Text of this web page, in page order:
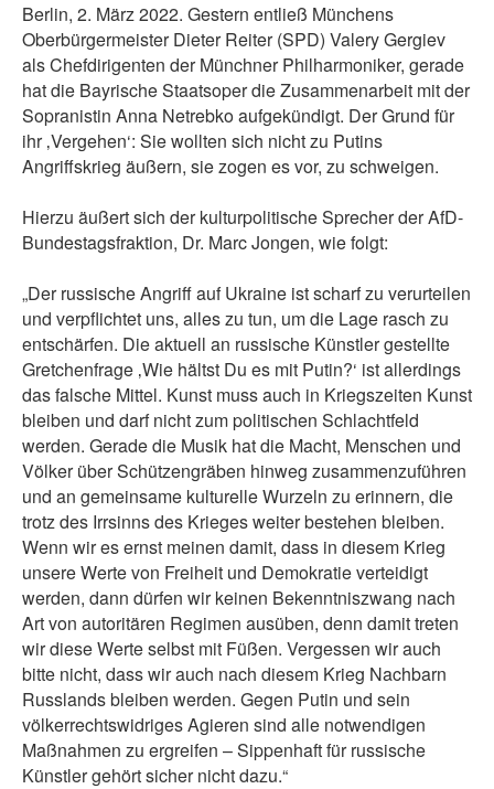
Berlin, 2. März 2022. Gestern entließ Münchens
Oberbürgermeister Dieter Reiter (SPD) Valery Gergiev
als Chefdirigenten der Münchner Philharmoniker, gerade
hat die Bayrische Staatsoper die Zusammenarbeit mit der
Sopranistin Anna Netrebko aufgekündigt. Der Grund für
ihr ‚Vergehen‘: Sie wollten sich nicht zu Putins
Angriffskrieg äußern, sie zogen es vor, zu schweigen.
Hierzu äußert sich der kulturpolitische Sprecher der AfD-
Bundestagsfraktion, Dr. Marc Jongen, wie folgt:
„Der russische Angriff auf Ukraine ist scharf zu verurteilen
und verpflichtet uns, alles zu tun, um die Lage rasch zu
entschärfen. Die aktuell an russische Künstler gestellte
Gretchenfrage ‚Wie hältst Du es mit Putin?‘ ist allerdings
das falsche Mittel. Kunst muss auch in Kriegszeiten Kunst
bleiben und darf nicht zum politischen Schlachtfeld
werden. Gerade die Musik hat die Macht, Menschen und
Völker über Schützengräben hinweg zusammenzuführen
und an gemeinsame kulturelle Wurzeln zu erinnern, die
trotz des Irrsinns des Krieges weiter bestehen bleiben.
Wenn wir es ernst meinen damit, dass in diesem Krieg
unsere Werte von Freiheit und Demokratie verteidigt
werden, dann dürfen wir keinen Bekenntniszwang nach
Art von autoritären Regimen ausüben, denn damit treten
wir diese Werte selbst mit Füßen. Vergessen wir auch
bitte nicht, dass wir auch nach diesem Krieg Nachbarn
Russlands bleiben werden. Gegen Putin und sein
völkerrechtswidriges Agieren sind alle notwendigen
Maßnahmen zu ergreifen – Sippenhaft für russische
Künstler gehört sicher nicht dazu.“